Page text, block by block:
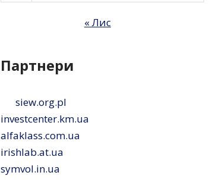
« Лис
Партнери
siew.org.pl
investcenter.km.ua
alfaklass.com.ua
irishlab.at.ua
symvol.in.ua